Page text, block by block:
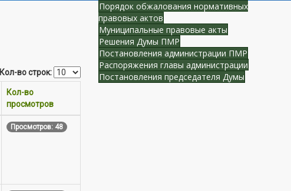
Кол-во строк:
Кол-во
просмотров
Просмотров: 48
Порядок обжалования нормативных
правовых актов
Муниципальные правовые акты
Решения Думы ПМР
Постановления администрации ПМР
Распоряжения главы администрации
Постановления председателя Думы